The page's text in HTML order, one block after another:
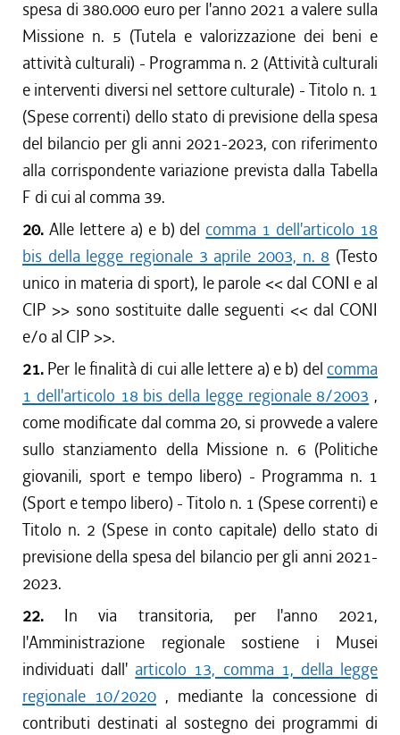
spesa di 380.000 euro per l'anno 2021 a valere sulla
Missione n. 5 (Tutela e valorizzazione dei beni e
attività culturali) - Programma n. 2 (Attività culturali
e interventi diversi nel settore culturale) - Titolo n. 1
(Spese correnti) dello stato di previsione della spesa
del bilancio per gli anni 2021-2023, con riferimento
alla corrispondente variazione prevista dalla Tabella
F di cui al comma 39.
20. Alle lettere a) e b) del comma 1 dell'articolo 18
bis della legge regionale 3 aprile 2003, n. 8 (Testo
unico in materia di sport), le parole << dal CONI e al
CIP >> sono sostituite dalle seguenti << dal CONI
e/o al CIP >>.
21. Per le finalità di cui alle lettere a) e b) del comma
1 dell'articolo 18 bis della legge regionale 8/2003 ,
come modificate dal comma 20, si provvede a valere
sullo stanziamento della Missione n. 6 (Politiche
giovanili, sport e tempo libero) - Programma n. 1
(Sport e tempo libero) - Titolo n. 1 (Spese correnti) e
Titolo n. 2 (Spese in conto capitale) dello stato di
previsione della spesa del bilancio per gli anni 2021-
2023.
22. In via transitoria, per l'anno 2021,
l'Amministrazione regionale sostiene i Musei
individuati dall' articolo 13, comma 1, della legge
regionale 10/2020 , mediante la concessione di
contributi destinati al sostegno dei programmi di